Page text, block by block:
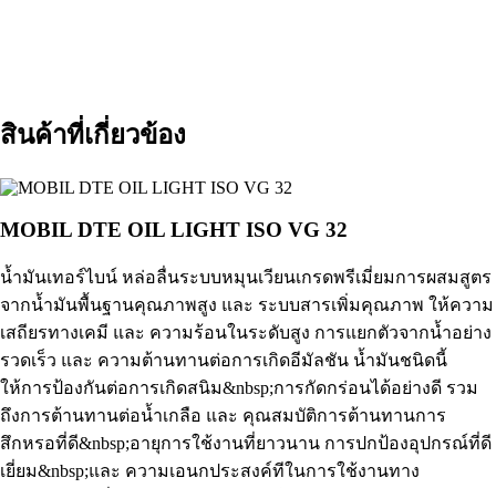
สินค้าที่เกี่ยวข้อง
MOBIL DTE OIL LIGHT ISO VG 32
น้ำมันเทอร์ไบน์ หล่อลื่นระบบหมุนเวียนเกรดพรีเมี่ยมการผสมสูตร
จากน้ำมันพื้นฐานคุณภาพสูง และ ระบบสารเพิ่มคุณภาพ ให้ความ
เสถียรทางเคมี และ ความร้อนในระดับสูง การแยกตัวจากน้ำอย่าง
รวดเร็ว และ ความต้านทานต่อการเกิดอีมัลชัน น้ำมันชนิดนี้
ให้การป้องกันต่อการเกิดสนิม&nbsp;การกัดกร่อนได้อย่างดี รวม
ถึงการต้านทานต่อน้ำเกลือ และ คุณสมบัติการต้านทานการ
สึกหรอที่ดี&nbsp;อายุการใช้งานที่ยาวนาน การปกป้องอุปกรณ์ที่ดี
เยี่ยม&nbsp;และ ความเอนกประสงค์ทีในการใช้งานทาง